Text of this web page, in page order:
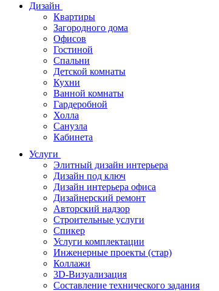
Дизайн
Квартиры
Загородного дома
Офисов
Гостиной
Спальни
Детской комнаты
Кухни
Ванной комнаты
Гардеробной
Холла
Санузла
Кабинета
Услуги
Элитный дизайн интерьера
Дизайн под ключ
Дизайн интерьера офиса
Дизайнерский ремонт
Авторский надзор
Строительные услуги
Спикер
Услуги комплектации
Инженерные проекты (стар)
Коллажи
3D-Визуализация
Составление технического задания